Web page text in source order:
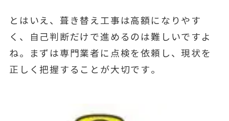
とはいえ、葺き替え工事は高額になりやす
く、自己判断だけで進めるのは難しいですよ
ね。まずは専門業者に点検を依頼し、現状を
正しく把握することが大切です。